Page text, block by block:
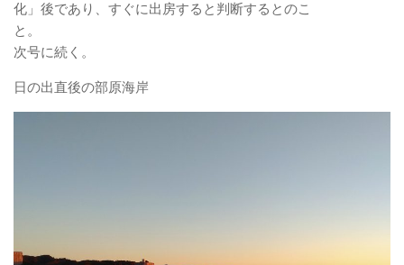
化」後であり、すぐに出房すると判断するとのこ
と
次号に続く。
日の出直後の部原海岸